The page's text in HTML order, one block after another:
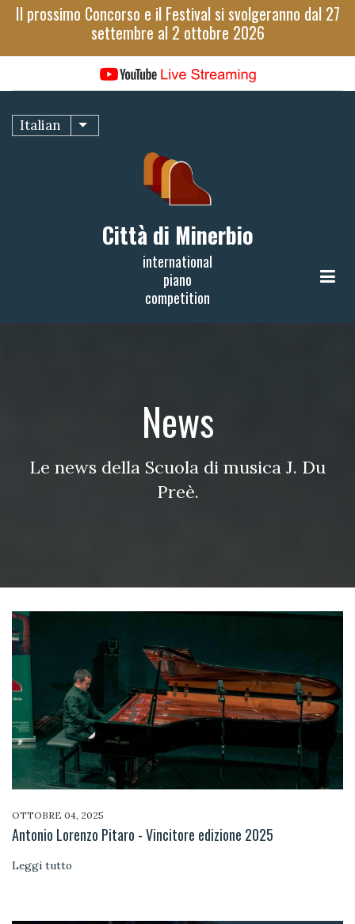
Salta
Il prossimo Concorso e il Festival si svolgeranno dal 27
settembre al 2 ottobre 2026
Italian Mostra ulteriori azioni
Città di Minerbio
international
piano
competition
News
Le news della Scuola di musica J. Du
Preè.
OTTOBRE 04, 2025
Antonio Lorenzo Pitaro - Vincitore edizione 2025
Leggi tutto